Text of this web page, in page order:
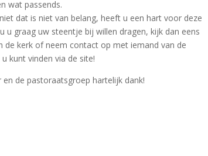
wat passends.
dat is niet van belang, heeft u een hart voor deze
u graag uw steentje bij willen dragen, kijk dan eens
de kerk of neem contact op met iemand van de
kunt vinden via de site!
de pastoraatsgroep hartelijk dank!